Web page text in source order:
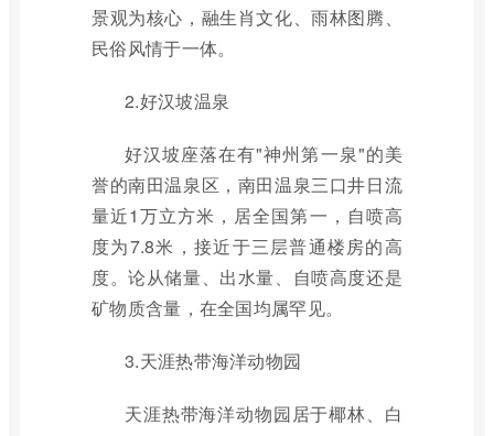
景观为核心，融生肖文化、雨林图腾、
民俗风情于一体。
2.好汉坡温泉
好汉坡座落在有"神州第一泉"的美
誉的南田温泉区，南田温泉三口井日流
量近1万立方米，居全国第一，自喷高
度为7.8米，接近于三层普通楼房的高
度。论从储量、出水量、自喷高度还是
矿物质含量，在全国均属罕见。
3.天涯热带海洋动物园
天涯热带海洋动物园居于椰林、白